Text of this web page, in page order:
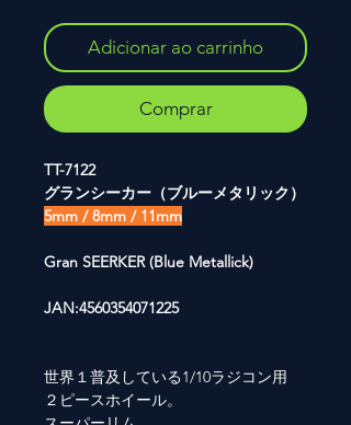
Adicionar ao carrinho
Comprar
TT-7122
グランシーカー（ブルーメタリック）
5mm / 8mm / 11mm
Gran SEERKER (Blue Metallick)
JAN:4560354071225
世界１普及している1/10ラジコン用
２ピースホイール。